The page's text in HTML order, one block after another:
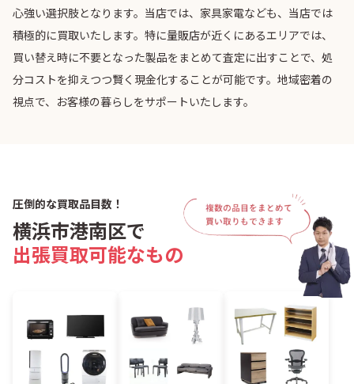
心強い選択肢となります。当店では、家具家電なども、当店では
積極的に買取いたします。特に量販店が近くにあるエリアでは、
買い替え時に不要となった製品をまとめて査定に出すことで、処
分コストを抑えつつ賢く現金化することが可能です。地域密着の
視点で、お客様の暮らしをサポートいたします。
圧倒的な買取品目数！
横浜市港南区で
出張買取可能なもの